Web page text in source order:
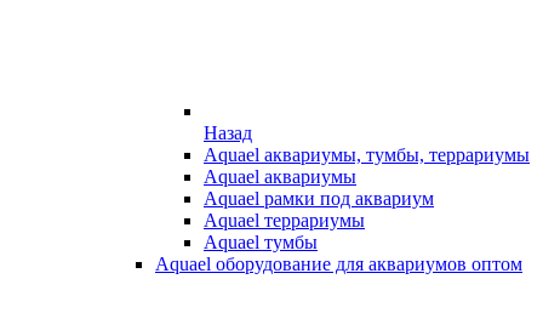
Назад
Aquael аквариумы, тумбы, террариумы
Aquael аквариумы
Aquael рамки под аквариум
Aquael террариумы
Aquael тумбы
Aquael оборудование для аквариумов оптом